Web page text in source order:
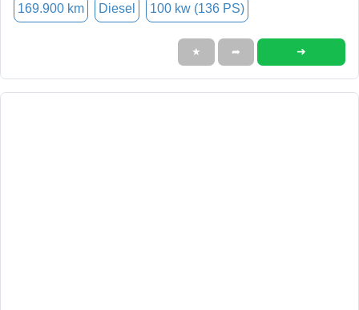
169.900 km Diesel 100 kw (136 PS)
★ ➦ ➜